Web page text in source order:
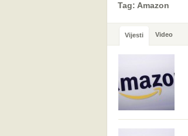
Tag: Amazon
Vijesti Video